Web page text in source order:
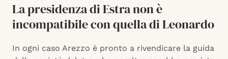
La presidenza di Estra non è
incompatibile con quella di Leonardo
In ogni caso Arezzo è pronto a rivendicare la guida